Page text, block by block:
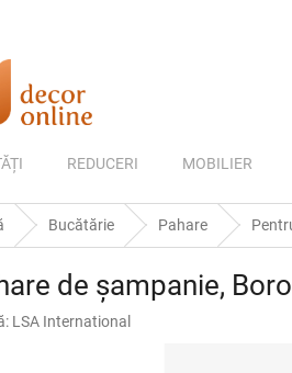
REDUCERI MOBILIER
Bucătărie Pahare
de șampanie,
LSA International